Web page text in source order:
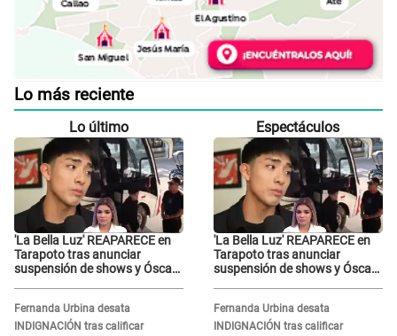
Lo más reciente
Lo último
'La Bella Luz' REAPARECE en
Tarapoto tras anunciar
suspensión de shows y Óscar
Fernanda Urbina desata
INDIGNACIÓN tras calificar
Espectáculos
'La Bella Luz' REAPARECE en
Tarapoto tras anunciar
suspensión de shows y Óscar
Fernanda Urbina desata
INDIGNACIÓN tras calificar